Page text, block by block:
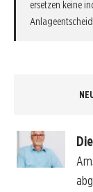
ersetzen keine